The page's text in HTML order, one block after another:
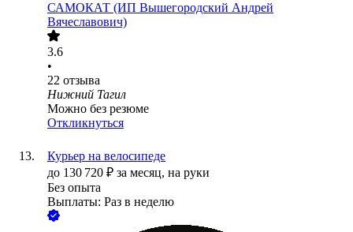
САМОКАТ (ИП Вышегородский Андрей
Вячеславович)
3.6
•
22 отзыва
Нижний Тагил
Можно без резюме
Откликнуться
Курьер на велосипеде
до 130 720 ₽ за месяц, на руки
Без опыта
Выплаты: Раз в неделю